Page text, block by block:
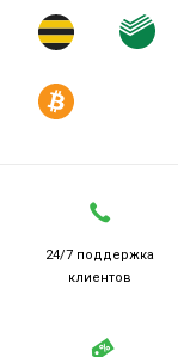
24/7 поддержка
клиентов